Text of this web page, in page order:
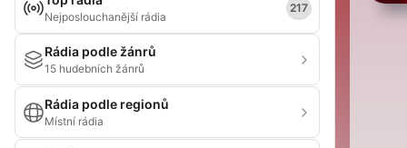
Nejposlouchanější rádia
217
Rádia podle žánrů
15 hudebních žánrů
Rádia podle regionů
Místní rádia